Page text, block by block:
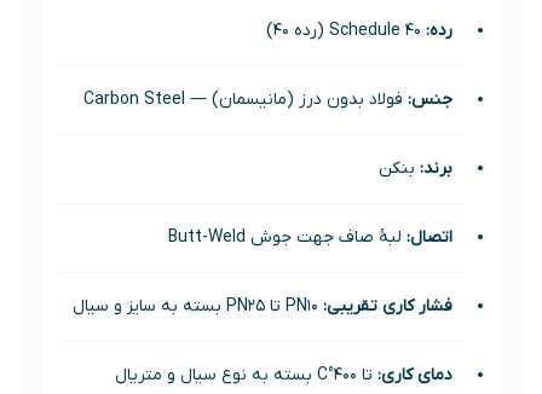
رده:
جنس: فولاد بدون درز (مانیسمان) — Carbon Steel
برند: بنکن
اتصال: لبۀ صاف جهت جوش Butt-Weld
فشار کاری تقریبی:
دمای کاری: تا 400°C بسته به نوع سیال و متریال